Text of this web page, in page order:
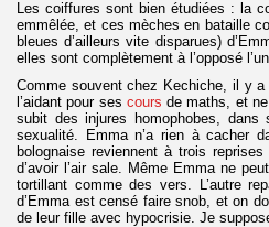
Les coiffures sont bien étudiées : la
emmêlée, et ces mèches en bataille
bleues d’ailleurs vite disparues)
elles sont complètement à l’opposé
Comme souvent chez Kechiche, il y
l’aidant pour ses cours de maths, et
subit des injures homophobes,
sexualité. Emma n’a rien à cacher
bolognaise reviennent à trois
d’avoir l’air sale. Même Emma ne
tortillant comme des vers. L’autre
d’Emma est censé faire snob, et on
de leur fille avec hypocrisie. Je